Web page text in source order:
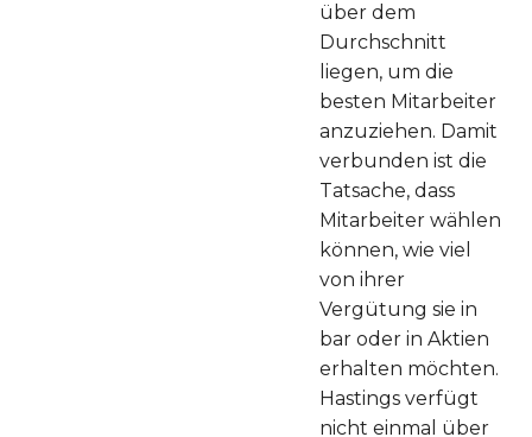
über dem
Durchschnitt
liegen, um die
besten Mitarbeiter
anzuziehen. Damit
verbunden ist die
Tatsache, dass
Mitarbeiter wählen
können, wie viel
von ihrer
Vergütung sie in
bar oder in Aktien
erhalten möchten.
Hastings verfügt
nicht einmal über